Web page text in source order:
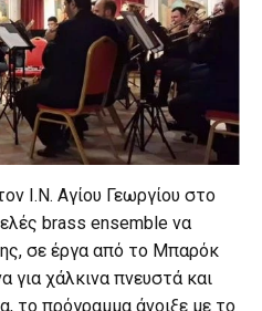
Ι.Ν. Αγίου Γεωργίου στο
brass ensemble να
σε έργα από το Μπαρόκ
για χάλκινα πνευστά και
το πρόγραμμα άνοιξε με το